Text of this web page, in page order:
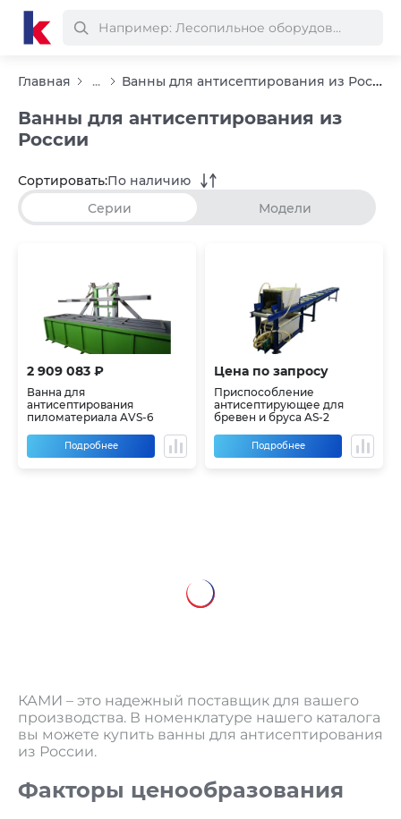
Главная ... Ванны для антисептирования из России
Ванны для антисептирования из
России
Серии Модели
Сортировать:По наличию
2 909 083 ₽
Ванна для
антисептирования
пиломатериала AVS-6
Подробнее
Цена по запросу
Приспособление
антисептирующее для
бревен и бруса AS-2
Подробнее
КАМИ – это надежный поставщик для вашего
производства. В номенклатуре нашего каталога
вы можете купить ванны для антисептирования
из России.
Факторы ценообразования